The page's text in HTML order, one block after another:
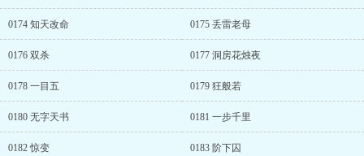
0174 知天改命 0175 丢雷老母
0176 双杀 0177 洞房花烛夜
0178 一目五 0179 狂般若
0180 无字天书 0181 一步千里
0182 惊变 0183 阶下囚